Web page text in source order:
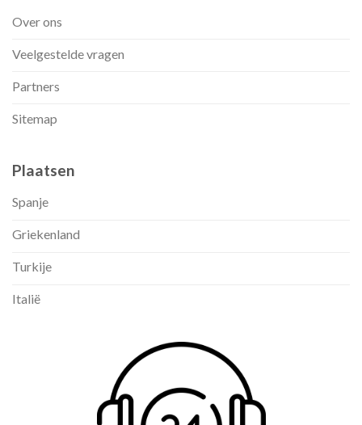
Over ons
Veelgestelde vragen
Partners
Sitemap
Plaatsen
Spanje
Griekenland
Turkije
Italië